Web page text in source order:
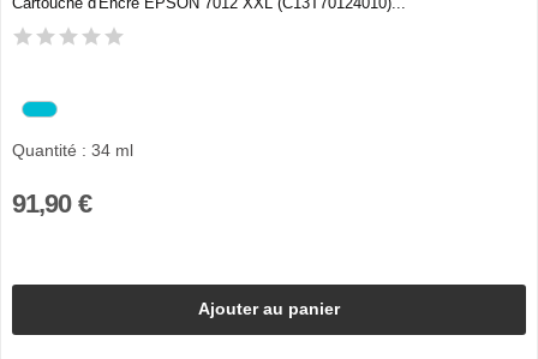
Quantité : 34 ml
91,90 €
Ajouter au panier